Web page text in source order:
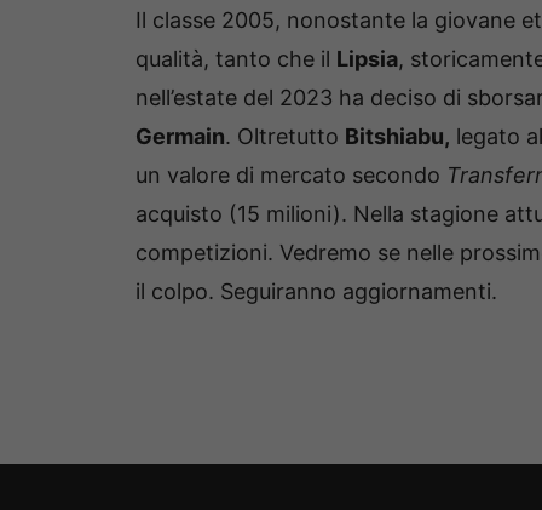
Il classe 2005, nonostante la giovane
qualità, tanto che il Lipsia,
nell’estate del 2023 ha deciso di
Germain. Oltretutto Bitshiabu, legato
un valore di mercato secondo
acquisto (15 milioni). Nella stagione
competizioni. Vedremo se nelle
il colpo. Seguiranno aggiornamenti.